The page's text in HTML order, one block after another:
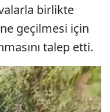
birlikte
geçilmesi için
talep etti.